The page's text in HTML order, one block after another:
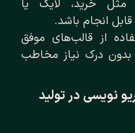
مثل خرید، لایک یا
انجام باشد.
از قالب‌های موفق
بدون درک نیاز مخاطب
نویسی در تولید